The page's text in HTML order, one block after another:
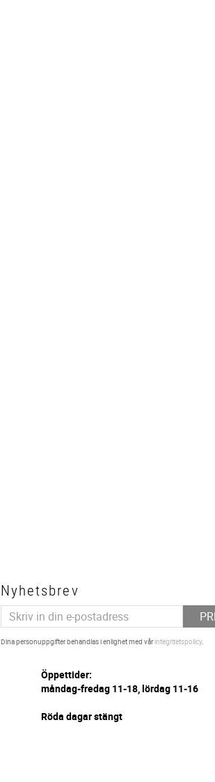
Nyhetsbrev
Dina personuppgifter behandlas i enlighet med vårintegritetspolicy.
Öppettider:
måndag-fredag 11-18, lördag 11-16
Röda dagar stängt